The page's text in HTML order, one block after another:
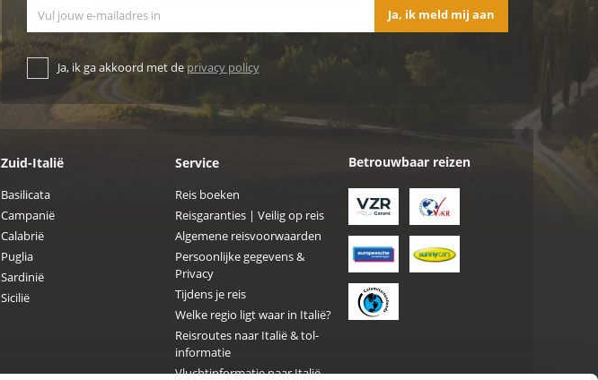
Ja, ik meld mij aan
Ja, ik ga akkoord met deprivacy policy
Zuid-Italië
Basilicata
Campanië
Calabrië
Puglia
Sardinië
Sicilië
Service
Reis boeken
Reisgaranties | Veilig op reis
Algemene reisvoorwaarden
Persoonlijke gegevens &
Privacy
Tijdens je reis
Welke regio ligt waar in Italië?
Reisroutes naar Italië & tol-
informatie
Vluchtinformatie naar Italië
Betrouwbaar reizen